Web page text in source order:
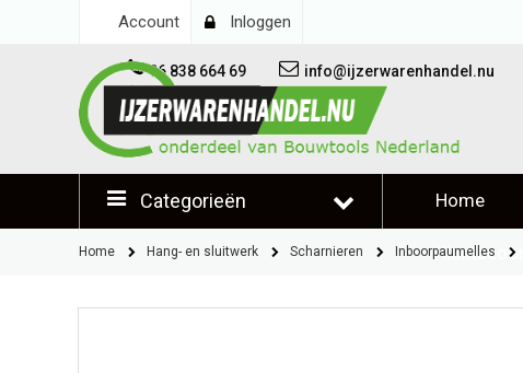
Account Inloggen
06 838 664 69 info@ijzerwarenhandel.nu
Categorieën Home
Home Hang- en sluitwerk Scharnieren Inboorpaumelles